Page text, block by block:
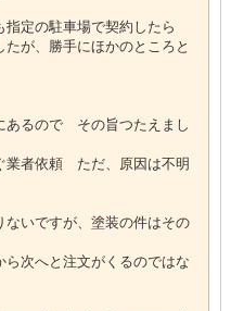
定の駐車場で契約したら
が、勝手にほかのところと
あるので その旨つたえまし
者依頼 ただ、原因は不明
いですが、塗装の件はその
次へと注文がくるのではな